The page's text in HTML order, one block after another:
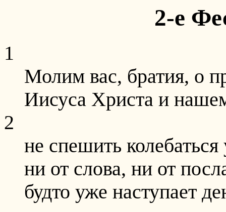
2-е
1
Молим вас, братия, о
Иисуса Христа и
2
не спешить
ни от слова, ни от
будто уже наступает